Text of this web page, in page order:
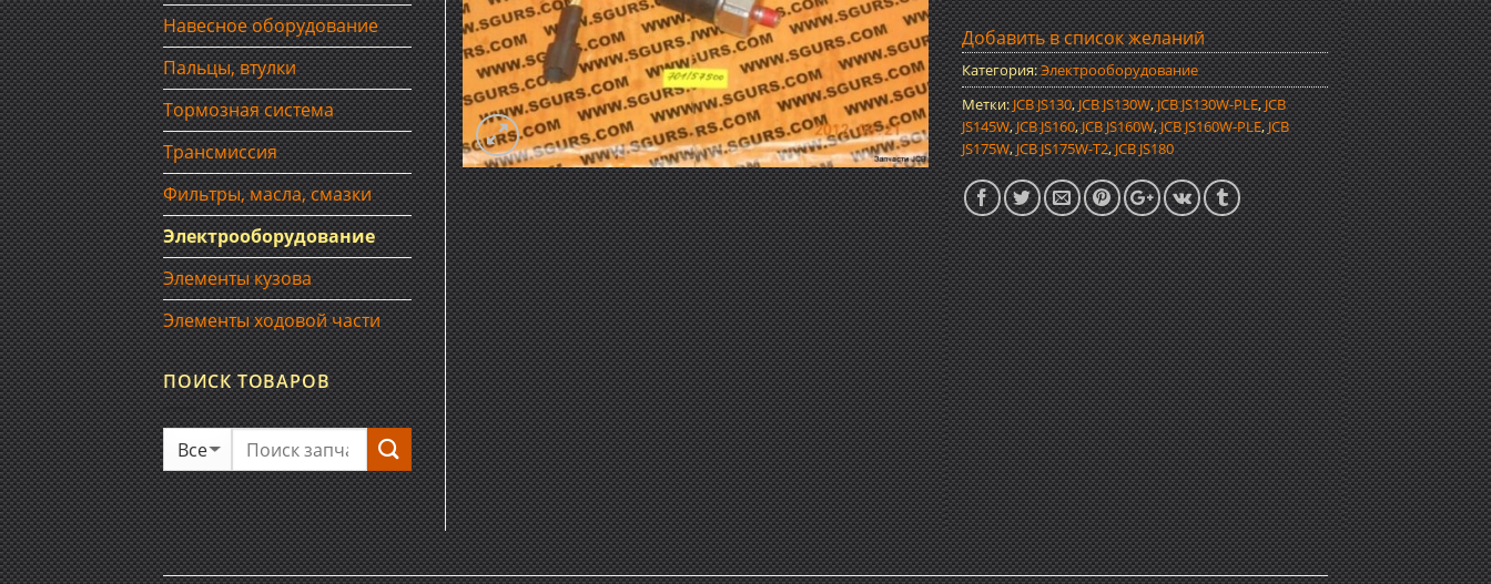
Добавить в список желаний
Категория:Электрооборудование
Метки:JCB JS130,JCB JS130W,JCB JS130W-PLE,JCB
JS145W,JCB JS160,JCB JS160W,JCB JS160W-PLE,JCB
JS175W,JCB JS175W-T2,JCB JS180
Навесное оборудование
Пальцы, втулки
Тормозная система
Трансмиссия
Фильтры, масла, смазки
Электрооборудование
Элементы кузова
Элементы ходовой части
ПОИСК ТОВАРОВ